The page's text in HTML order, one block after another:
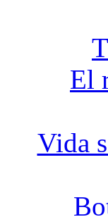
El
Vida